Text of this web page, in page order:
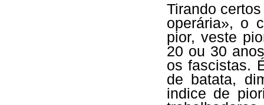
Tirando
operária», o
pior, veste
20 ou 30
os fascistas.
de batata,
indice de